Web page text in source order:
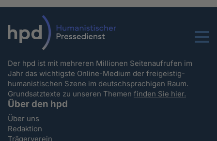
Menu
Der hpd ist mit mehreren Millionen Seitenaufrufen im
Jahr das wichtigste Online-Medium der freigeistig-
humanistischen Szene im deutschsprachigen Raum.
Grundsatztexte zu unseren Themenfinden Sie hier.
Über den hpd
Über uns
Redaktion
Trägerverein